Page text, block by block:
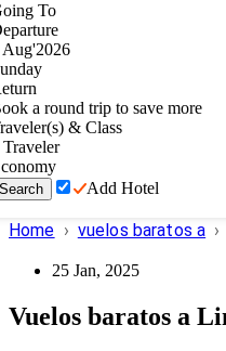
To
Aug'2026
a round trip to save more
& Class
Traveler
Search Add Hotel
Home › vuelos baratos a ›
25 Jan, 2025
Vuelos baratos a